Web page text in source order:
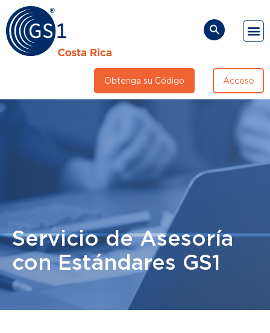
Obtenga su Código Acceso
Servicio de Asesoría
con Estándares GS1